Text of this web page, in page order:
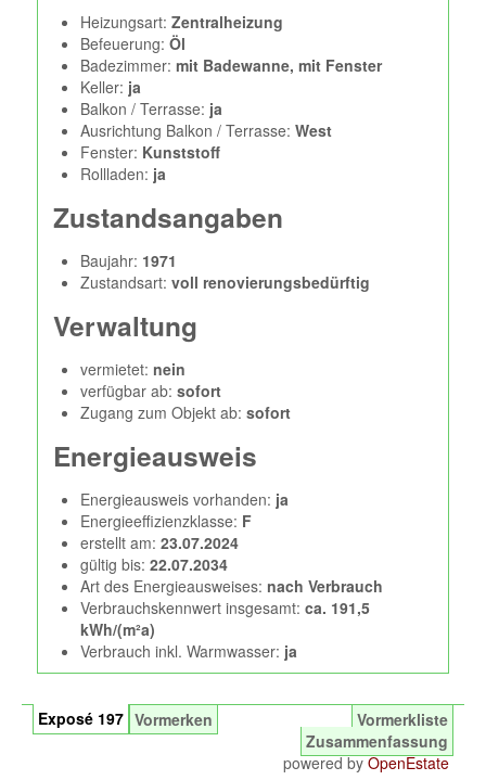
Heizungsart: Zentralheizung
Befeuerung: Öl
Badezimmer: mit Badewanne, mit Fenster
Keller: ja
Balkon / Terrasse: ja
Ausrichtung Balkon / Terrasse: West
Fenster: Kunststoff
Rollladen: ja
Zustandsangaben
Baujahr: 1971
Zustandsart: voll renovierungsbedürftig
Verwaltung
vermietet: nein
verfügbar ab: sofort
Zugang zum Objekt ab: sofort
Energieausweis
Energieausweis vorhanden: ja
Energieeffizienzklasse: F
erstellt am: 23.07.2024
gültig bis: 22.07.2034
Art des Energieausweises: nach Verbrauch
Verbrauchskennwert insgesamt: ca. 191,5
kWh/(m²a)
Verbrauch inkl. Warmwasser: ja
Exposé 197 Vormerken
Vormerkliste
Zusammenfassung
powered byOpenEstate